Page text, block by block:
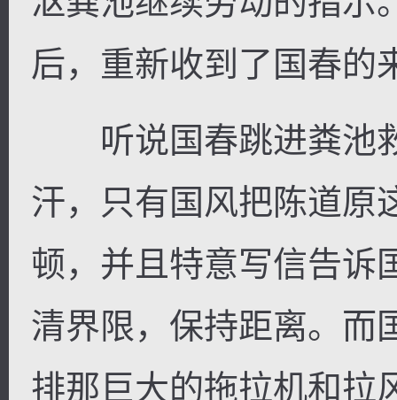
逐浪小说后，重新收到了国春的
听说国春跳进粪池
汗，只有国风把陈道原
顿，并且特意写信告诉
清界限，保持距离。而
排那巨大的拖拉机和拉